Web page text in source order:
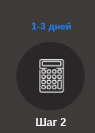
1-3 дней
Шаг 2